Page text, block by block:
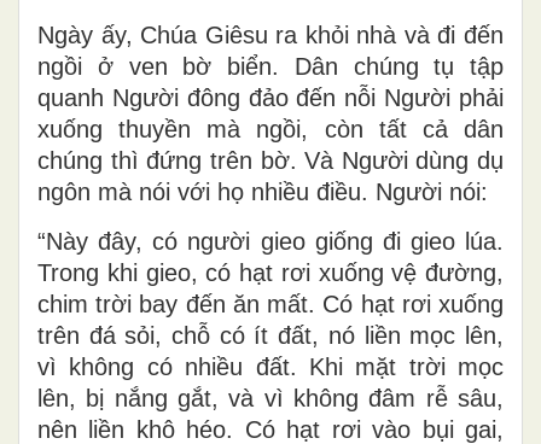
Ngày ấy, Chúa Giêsu ra khỏi nhà và đi đến
ngồi ở ven bờ biển. Dân chúng tụ tập
quanh Người đông đảo đến nỗi Người phải
xuống thuyền mà ngồi, còn tất cả dân
chúng thì đứng trên bờ. Và Người dùng dụ
ngôn mà nói với họ nhiều điều. Người nói:
“Này đây, có người gieo giống đi gieo lúa.
Trong khi gieo, có hạt rơi xuống vệ đường,
chim trời bay đến ăn mất. Có hạt rơi xuống
trên đá sỏi, chỗ có ít đất, nó liền mọc lên,
vì không có nhiều đất. Khi mặt trời mọc
lên, bị nắng gắt, và vì không đâm rễ sâu,
nên liền khô héo. Có hạt rơi vào bụi gai,